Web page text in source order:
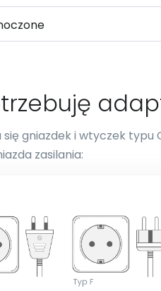
się gniazdek i wtyczek typu
zasilania: